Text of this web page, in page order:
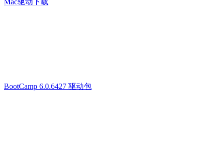
Mac驱动下载
BootCamp 6.0.6427 驱动包